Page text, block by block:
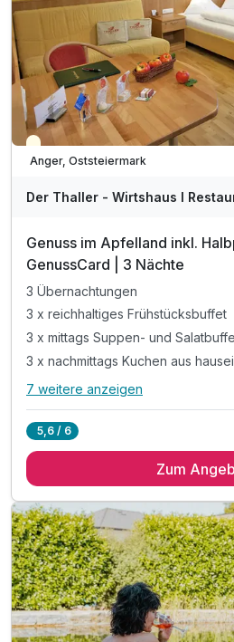
inkl. Zeit für S'ICH im BIO |
inkl. kuscheliger Bademantel für
inkl. Abschiedsgeschenk vom
Teilweise ausgelastet
Anger, Oststeiermark
Der Thaller - Wirtshaus I
Genuss im Apfelland inkl.
GenussCard | 3 Nächte
3 Übernachtungen
3 x reichhaltiges Frühstücksbuffet
3 x mittags Suppen- und
3 x nachmittags Kuchen aus
Alle Inklusivleistungen
3 x reichhaltiges Frühstücksbuffet
3 x nachmittags Kuchen aus
3 x 4-gängiges Abendmenü mit
inkl. GenussCard - der Mehrwert
inkl. Nutzung des Apfel- &
inkl. Saunen, Dampfbad &
inkl. Hallenbad, Ruheraum &
7 weitere anzeigen
5,6 / 6
Zum